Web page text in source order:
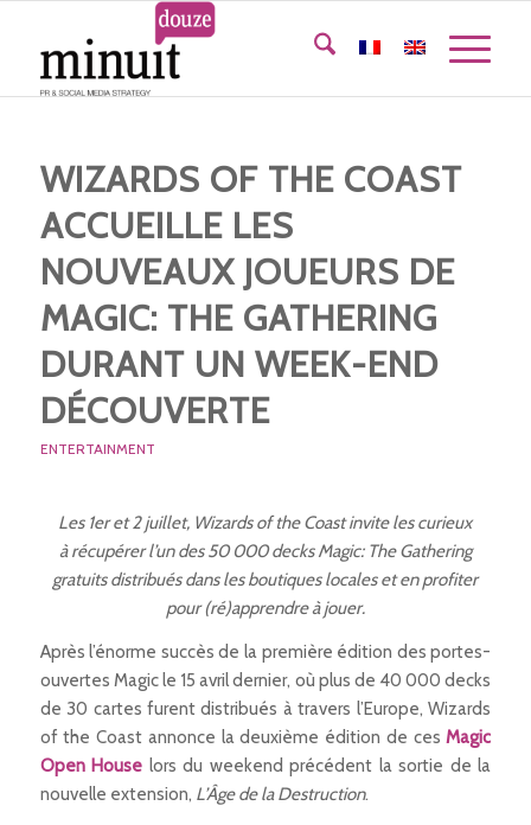
WIZARDS OF THE COAST
ACCUEILLE LES
NOUVEAUX JOUEURS DE
MAGIC: THE GATHERING
DURANT UN WEEK-END
DÉCOUVERTE
ENTERTAINMENT
Les 1er et 2 juillet, Wizards of the Coast invite les curieux
à récupérer l’un des 50 000 decks Magic: The Gathering
gratuits distribués dans les boutiques locales et en profiter
pour (ré)apprendre à jouer.
Après l’énorme succès de la première édition des portes-
ouvertes Magic le 15 avril dernier, où plus de 40 000 decks
de 30 cartes furent distribués à travers l’Europe, Wizards
of the Coast annonce la deuxième édition de cesMagic
Open House lors du weekend précédent la sortie de la
nouvelle extension, L’Âge de la Destruction.